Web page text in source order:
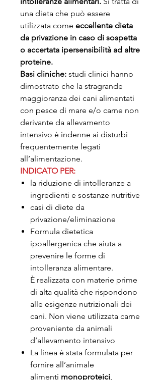
una dieta che può essere
utilizzata come eccellente dieta
da privazione in caso di sospetta
o accertata ipersensibilità ad altre
proteine.
Basi cliniche: studi clinici hanno
dimostrato che la stragrande
maggioranza dei cani alimentati
con pesce di mare e/o carne non
derivante da allevamento
intensivo è indenne ai disturbi
frequentemente legati
all’alimentazione.
INDICATO PER:
la riduzione di intolleranze a
ingredienti e sostanze nutritive
casi di diete da
privazione/eliminazione
Formula dietetica
ipoallergenica che aiuta a
prevenire le forme di
intolleranza alimentare.
È realizzata con materie prime
di alta qualità che rispondono
alle esigenze nutrizionali dei
cani. Non viene utilizzata carne
proveniente da animali
d’allevamento intensivo
La linea è stata formulata per
fornire all’animale
alimenti monoproteici,